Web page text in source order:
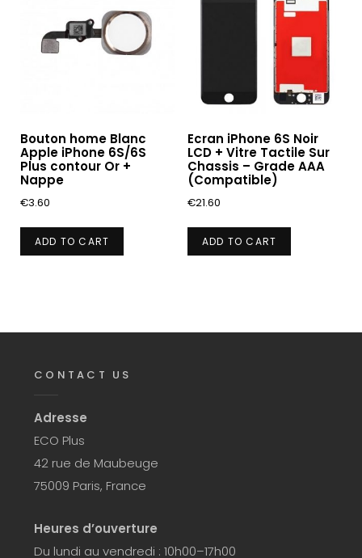
Bouton home Blanc
Apple iPhone 6S/6S
Plus contour Or +
Nappe
€3.60
ADD TO CART
Ecran iPhone 6S Noir
LCD + Vitre Tactile Sur
Chassis – Grade AAA
(Compatible)
€21.60
ADD TO CART
CONTACT US
Adresse
ECO Plus
42 rue de Maubeuge
75009 Paris, France
Heures d’ouverture
Du lundi au vendredi : 10h00–17h00